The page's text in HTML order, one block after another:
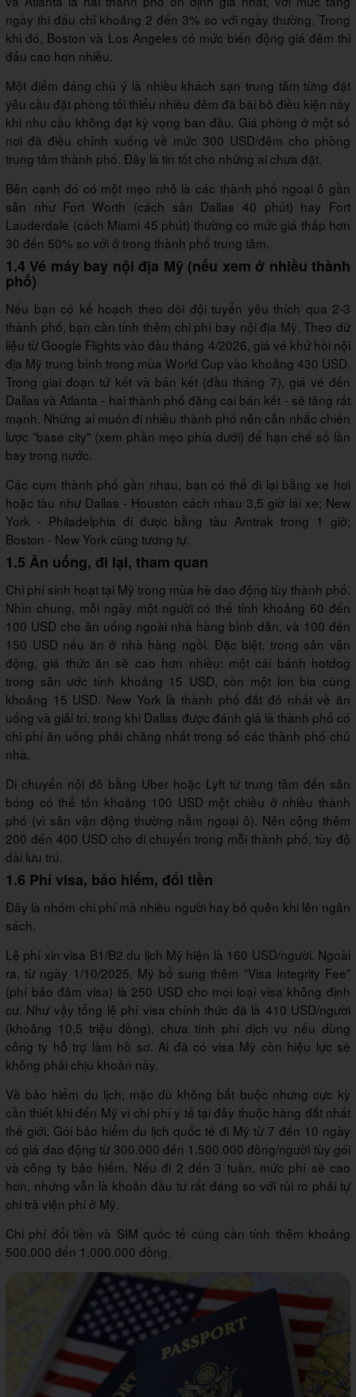
ngày thi đấu chỉ khoảng 2 đến 3% so với ngày thường. Trong
khi đó, Boston và Los Angeles có mức biến động giá đêm thi
đấu cao hơn nhiều.
Một điểm đáng chú ý là nhiều khách sạn trung tâm từng đặt
yêu cầu đặt phòng tối thiểu nhiều đêm đã bãi bỏ điều kiện này
khi nhu cầu không đạt kỳ vọng ban đầu. Giá phòng ở một số
nơi đã điều chỉnh xuống về mức 300 USD/đêm cho phòng
trung tâm thành phố. Đây là tin tốt cho những ai chưa đặt.
Bên cạnh đó có một mẹo nhỏ là các thành phố ngoại ô gần
sân như Fort Worth (cách sân Dallas 40 phút) hay Fort
Lauderdale (cách Miami 45 phút) thường có mức giá thấp hơn
30 đến 50% so với ở trong thành phố trung tâm.
1.4 Vé máy bay nội địa Mỹ (nếu xem ở nhiều thành
phố)
Nếu bạn có kế hoạch theo dõi đội tuyển yêu thích qua 2-3
thành phố, bạn cần tính thêm chi phí bay nội địa Mỹ. Theo dữ
liệu từ Google Flights vào đầu tháng 4/2026, giá vé khứ hồi nội
địa Mỹ trung bình trong mùa World Cup vào khoảng 430 USD.
Trong giai đoạn tứ kết và bán kết (đầu tháng 7), giá vé đến
Dallas và Atlanta - hai thành phố đăng cai bán kết - sẽ tăng rất
mạnh. Những ai muốn đi nhiều thành phố nên cân nhắc chiến
lược "base city" (xem phần mẹo phía dưới) để hạn chế số lần
bay trong nước.
Các cụm thành phố gần nhau, bạn có thể đi lại bằng xe hơi
hoặc tàu như Dallas - Houston cách nhau 3,5 giờ lái xe; New
York - Philadelphia đi được bằng tàu Amtrak trong 1 giờ;
Boston - New York cũng tương tự.
1.5 Ăn uống, đi lại, tham quan
Chi phí sinh hoạt tại Mỹ trong mùa hè dao động tùy thành phố.
Nhìn chung, mỗi ngày một người có thể tính khoảng 60 đến
100 USD cho ăn uống ngoài nhà hàng bình dân, và 100 đến
150 USD nếu ăn ở nhà hàng ngồi. Đặc biệt, trong sân vận
động, giá thức ăn sẽ cao hơn nhiều: một cái bánh hotdog
trong sân ước tính khoảng 15 USD, còn một lon bia cũng
khoảng 15 USD. New York là thành phố đắt đỏ nhất về ăn
uống và giải trí, trong khi Dallas được đánh giá là thành phố có
chi phí ăn uống phải chăng nhất trong số các thành phố chủ
nhà.
Di chuyển nội đô bằng Uber hoặc Lyft từ trung tâm đến sân
bóng có thể tốn khoảng 100 USD một chiều ở nhiều thành
phố (vì sân vận động thường nằm ngoại ô). Nên cộng thêm
200 đến 400 USD cho di chuyển trong mỗi thành phố, tùy độ
dài lưu trú.
1.6 Phí visa, bảo hiểm, đổi tiền
Đây là nhóm chi phí mà nhiều người hay bỏ quên khi lên ngân
sách.
Lệ phí xin visa B1/B2 du lịch Mỹ hiện là 160 USD/người. Ngoài
ra, từ ngày 1/10/2025, Mỹ bổ sung thêm "Visa Integrity Fee"
(phí bảo đảm visa) là 250 USD cho mọi loại visa không định
cư. Như vậy tổng lệ phí visa chính thức đã là 410 USD/người
(khoảng 10,5 triệu đồng), chưa tính phí dịch vụ nếu dùng
công ty hỗ trợ làm hồ sơ. Ai đã có visa Mỹ còn hiệu lực sẽ
không phải chịu khoản này.
Về bảo hiểm du lịch, mặc dù không bắt buộc nhưng cực kỳ
cần thiết khi đến Mỹ vì chi phí y tế tại đây thuộc hàng đắt nhất
thế giới. Gói bảo hiểm du lịch quốc tế đi Mỹ từ 7 đến 10 ngày
có giá dao động từ 300.000 đến 1.500.000 đồng/người tùy gói
và công ty bảo hiểm. Nếu đi 2 đến 3 tuần, mức phí sẽ cao
hơn, nhưng vẫn là khoản đầu tư rất đáng so với rủi ro phải tự
chi trả viện phí ở Mỹ.
Chi phí đổi tiền và SIM quốc tế cũng cần tính thêm khoảng
500.000 đến 1.000.000 đồng.